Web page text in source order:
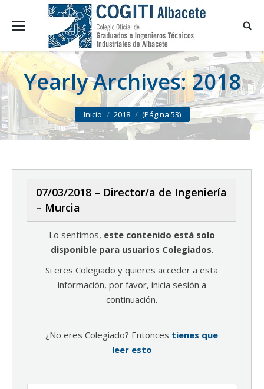
Yearly Archives:2018
You are here:
Inicio 2018 (Página 53)
07/03/2018 – Director/a de Ingeniería
– Murcia
Lo sentimos, este contenido está solo
disponible para usuarios Colegiados.
Si eres Colegiado y quieres acceder a esta
información, por favor, inicia sesión a
continuación.
¿No eres Colegiado? Entonces tienes que
leer esto